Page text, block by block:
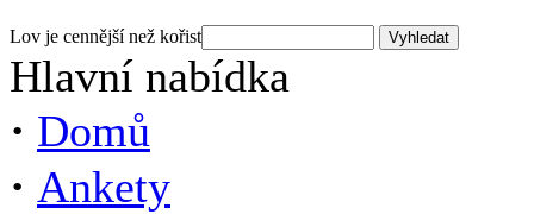
Lov je cennější než kořist
Hlavní nabídka
· Domů
· Ankety